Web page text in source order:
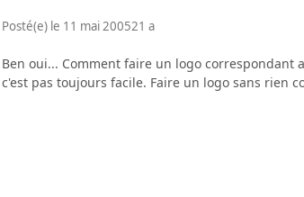
Posté(e) le 11 mai 200521 a
Ben oui... Comment faire un logo
c'est pas toujours facile. Faire un logo sans rien